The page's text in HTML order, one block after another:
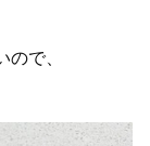
で、